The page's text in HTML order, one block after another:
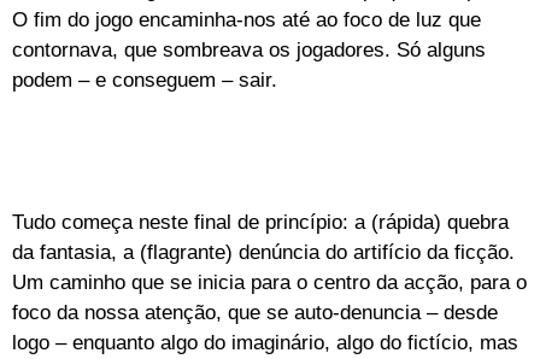
O fim do jogo encaminha-nos até ao foco de luz que
contornava, que sombreava os jogadores. Só alguns
podem – e conseguem – sair.
Tudo começa neste final de princípio: a (rápida) quebra
da fantasia, a (flagrante) denúncia do artifício da ficção.
Um caminho que se inicia para o centro da acção, para o
foco da nossa atenção, que se auto-denuncia – desde
logo – enquanto algo do imaginário, algo do fictício, mas